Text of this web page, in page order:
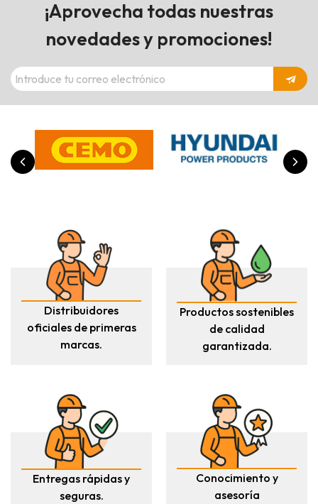
¡Aprovecha todas nuestras
novedades y promociones!
Distribuidores
oficiales de primeras
marcas.
Productos sostenibles
de calidad
garantizada.
Entregas rápidas y
seguras.
Conocimiento y
asesoría